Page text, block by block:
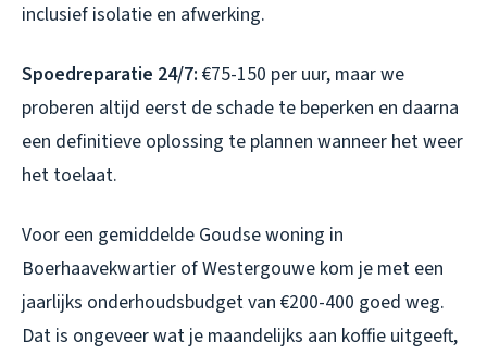
inclusief isolatie en afwerking.
Spoedreparatie 24/7: €75-150 per uur, maar we
proberen altijd eerst de schade te beperken en daarna
een definitieve oplossing te plannen wanneer het weer
het toelaat.
Voor een gemiddelde Goudse woning in
Boerhaavekwartier of Westergouwe kom je met een
jaarlijks onderhoudsbudget van €200-400 goed weg.
Dat is ongeveer wat je maandelijks aan koffie uitgeeft,